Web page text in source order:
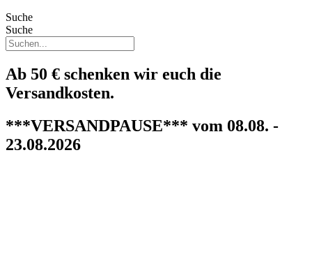
Suche
Suche
Ab 50 € schenken wir euch die
Versandkosten.
***VERSANDPAUSE*** vom 08.08. -
23.08.2026